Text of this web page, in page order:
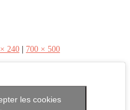
240 700 × 500
les cookies